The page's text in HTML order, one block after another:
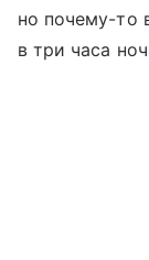
но почему-то
в три часа